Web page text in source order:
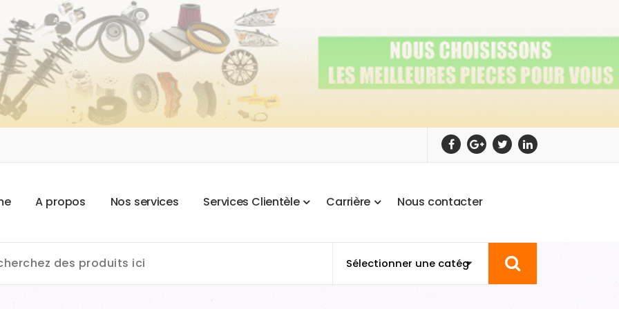
e A propos Nos services Services Clientèle Carrière Nous contacter